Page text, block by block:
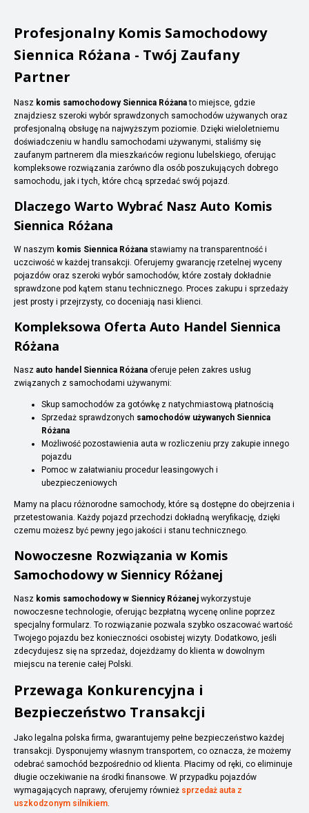
Profesjonalny Komis Samochodowy
Siennica Różana - Twój Zaufany
Partner
Nasz komis samochodowy Siennica Różanato miejsce, gdzie
znajdziesz szeroki wybór sprawdzonych samochodów używanych oraz
profesjonalną obsługę na najwyższym poziomie. Dzięki wieloletniemu
doświadczeniu w handlu samochodami używanymi, staliśmy się
zaufanym partnerem dla mieszkańców regionu lubelskiego, oferując
kompleksowe rozwiązania zarówno dla osób poszukujących dobrego
samochodu, jak i tych, które chcą sprzedać swój pojazd.
Dlaczego Warto Wybrać Nasz Auto Komis
Siennica Różana
W naszym komis Siennica Różana stawiamy na transparentność i
uczciwość w każdej transakcji. Oferujemy gwarancję rzetelnej wyceny
pojazdów oraz szeroki wybór samochodów, które zostały dokładnie
sprawdzone pod kątem stanu technicznego. Proces zakupu i sprzedaży
jest prosty i przejrzysty, co doceniają nasi klienci.
Kompleksowa Oferta Auto Handel Siennica
Różana
Nasz auto handel Siennica Różana oferuje pełen zakres usług
związanych z samochodami używanymi:
Skup samochodów za gotówkę z natychmiastową płatnością
Sprzedaż sprawdzonych samochodów używanych Siennica
Różana
Możliwość pozostawienia auta w rozliczeniu przy zakupie innego
pojazdu
Pomoc w załatwianiu procedur leasingowych i
ubezpieczeniowych
Mamy na placu różnorodne samochody, które są dostępne do obejrzenia i
przetestowania. Każdy pojazd przechodzi dokładną weryfikację, dzięki
czemu możesz być pewny jego jakości i stanu technicznego.
Nowoczesne Rozwiązania w Komis
Samochodowy w Siennicy Różanej
Nasz komis samochodowy w Siennicy Różanej wykorzystuje
nowoczesne technologie, oferując bezpłatną wycenę online poprzez
specjalny formularz. To rozwiązanie pozwala szybko oszacować wartość
Twojego pojazdu bez konieczności osobistej wizyty. Dodatkowo, jeśli
zdecydujesz się na sprzedaż, dojeżdżamy do klienta w dowolnym
miejscu na terenie całej Polski.
Przewaga Konkurencyjna i
Bezpieczeństwo Transakcji
Jako legalna polska firma, gwarantujemy pełne bezpieczeństwo każdej
transakcji. Dysponujemy własnym transportem, co oznacza, że możemy
odebrać samochód bezpośrednio od klienta. Płacimy od ręki, co eliminuje
długie oczekiwanie na środki finansowe. W przypadku pojazdów
wymagających naprawy, oferujemy również sprzedaż auta z
uszkodzonym silnikiem.